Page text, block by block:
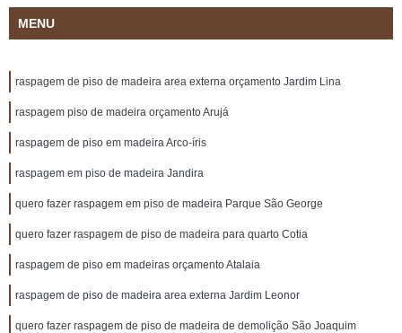
MENU
raspagem de piso de madeira area externa orçamento Jardim Lina
raspagem piso de madeira orçamento Arujá
raspagem de piso em madeira Arco-íris
raspagem em piso de madeira Jandira
quero fazer raspagem em piso de madeira Parque São George
quero fazer raspagem de piso de madeira para quarto Cotia
raspagem de piso em madeiras orçamento Atalaia
raspagem de piso de madeira area externa Jardim Leonor
quero fazer raspagem de piso de madeira de demolição São Joaquim